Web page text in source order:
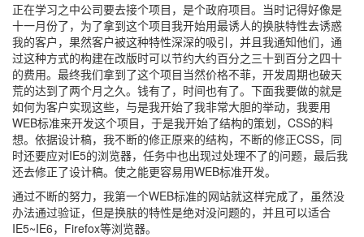
正在学习之中公司要去接个项目，是个政府项目。当时记得好像是
十一月份了，为了拿到这个项目我开始用最诱人的换肤特性去诱惑
我的客户，果然客户被这种特性深深的吸引，并且我通知他们，通
过这种方式的构建在改版时可以节约大约百分之三十到百分之四十
的费用。最终我们拿到了这个项目当然价格不菲，开发周期也破天
荒的达到了两个月之久。钱有了，时间也有了。下面我要做的就是
如何为客户实现这些，与是我开始了我非常大胆的举动，我要用
WEB标准来开发这个项目，于是我开始了结构的策划，CSS的料
想。依据设计稿，我不断的修正原来的结构，不断的修正CSS，同
时还要应对IE5的浏览器，任务中也出现过处理不了的问题，最后我
还去修正了设计稿。使之能更容易用WEB标准开发。
通过不断的努力，我第一个WEB标准的网站就这样完成了，虽然没
办法通过验证，但是换肤的特性是绝对没问题的，并且可以适合
IE5~IE6，Firefox等浏览器。